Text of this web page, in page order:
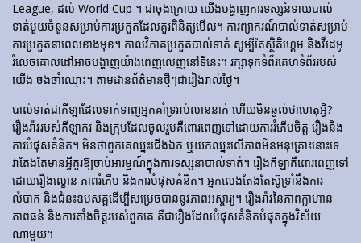
League, ដល់ World Cup ។ ជាចុងក្រោយ យើងបង្ហាញការទស្សន៍ទាយបាល់
ទាត់មួយចំនួនសម្រាប់ការប្រកួតដែលគួរពិនិត្យមើល។ ការព្យាករណ៍បាល់ទាត់សម្រាប់
ការប្រកួតនាពេលខាងមុខ។ កាលវិភាគប្រកួតបាល់ទាត់ សូម្បីតែស្ថិតិហ្គេម និងវីដេអូ
រំលេចគោលដៅអាចបង្ហាញយ៉ាងពេញលេញនៅទីនេះ។ រក្សាទុកទំព័រគេហទំព័ររបស់
យើង ចងចាំឈ្មោះ។ តាមដានព័ត៌មានថ្មីៗជារៀងរាល់ថ្ងៃ។
បាល់ទាត់​ជា​កីឡា​ដែល​ទាក់​ទាញ​អ្នក​គាំទ្រ​រាប់​លាន​នាក់ ហើយ​មិន​ឆ្ងល់​ថា​ហេតុអ្វី?
រឿងរ៉ាវ​របស់​កីឡាករ និង​ក្រុម​ដែល​ចូលរួម​គឺ​ពោរពេញ​ទៅ​ដោយ​ការ​រំភើប​ចិត្ត រឿង​និង​
ការ​បំផុស​គំនិត។ មិនថាពួកគេឈ្នះជើងឯក ឬយកឈ្នះលើភាពមិនអនុគ្រោះនោះទេ
វាតែងតែមានអ្វីគួរឱ្យចាប់អារម្មណ៍ក្នុងការទស្សនាបាល់ទាត់។ រឿង​កីឡា​គឺ​ពោរពេញ​ទៅ​
ដោយ​រឿង​ល្ខោន ភាព​រំភើប និង​ការ​បំផុស​គំនិត។ អ្នកលេងតែងតែស៊ូទ្រាំនឹងការ
លំបាក និងជំនះឧបសគ្គដើម្បីសម្រេចបាននូវភាពអស្ចារ្យ។ រឿងរ៉ាវនៃភាពក្លាហាន
ភាពធន់ និងការតាំងចិត្តរបស់ពួកគេ គឺជារឿងដែលបំផុសគំនិតបំផុតក្នុងវិស័យ
ណាមួយ។